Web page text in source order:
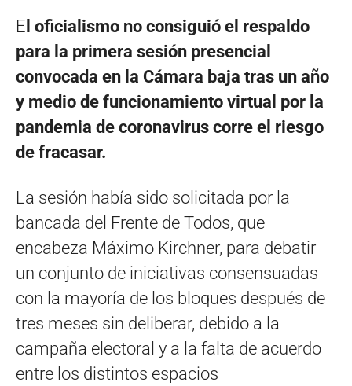
E l oficialismo no consiguió el respaldo
para la primera sesión presencial
convocada en la Cámara baja tras un año
y medio de funcionamiento virtual por la
pandemia de coronavirus corre el riesgo
de fracasar.
La sesión había sido solicitada por la
bancada del Frente de Todos, que
encabeza Máximo Kirchner, para debatir
un conjunto de iniciativas consensuadas
con la mayoría de los bloques después de
tres meses sin deliberar, debido a la
campaña electoral y a la falta de acuerdo
entre los distintos espacios